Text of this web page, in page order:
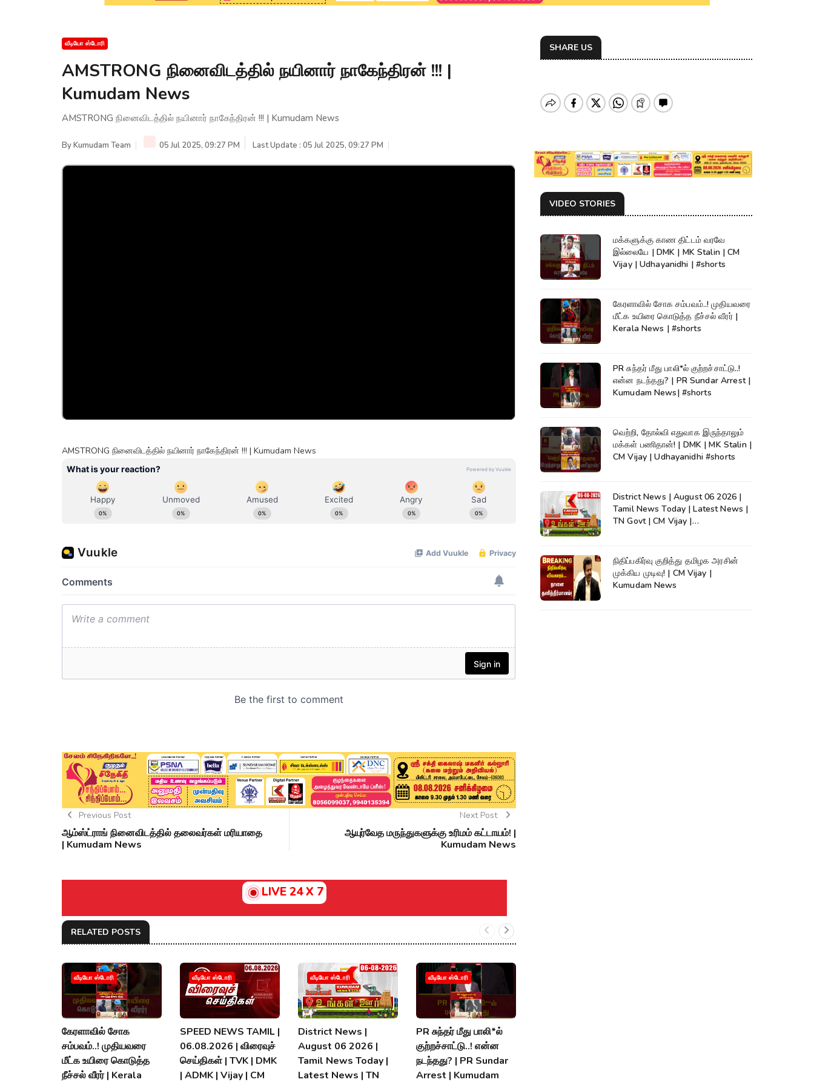
வீடியோ ஸ்டோரி
AMSTRONG நினைவிடத்தில் நயினார் நாகேந்திரன் !!! |
Kumudam News
AMSTRONG நினைவிடத்தில் நயினார் நாகேந்திரன் !!! | Kumudam News
ByKumudam Team 05 Jul 2025, 09:27 PM Last Update : 05 Jul 2025, 09:27 PM
AMSTRONG நினைவிடத்தில் நயினார் நாகேந்திரன் !!! | Kumudam News
Previous Post
ஆம்ஸ்ட்ராங் நினைவிடத்தில் தலைவர்கள் மரியாதை
| Kumudam News
Next Post
ஆயுர்வேத மருந்துகளுக்கு உரிமம் கட்டாயம்! |
Kumudam News
LIVE 24 X 7
RELATED POSTS
வீடியோ ஸ்டோரி
கேரளாவில் சோக
சம்பவம்..! முதியவரை
மீட்க உயிரை கொடுத்த
நீச்சல் வீரர் | Kerala
வீடியோ ஸ்டோரி
SPEED NEWS TAMIL |
06.08.2026 | விரைவுச்
செய்திகள் | TVK | DMK
| ADMK | Vijay | CM
வீடியோ ஸ்டோரி
District News |
August 06 2026 |
Tamil News Today |
Latest News | TN
வீடியோ ஸ்டோரி
PR சுந்தர் மீது பாலி*ல்
குற்றச்சாட்டு..! என்ன
நடந்தது? | PR Sundar
Arrest | Kumudam
SHARE US
VIDEO STORIES
மக்களுக்கு காண திட்டம் வரவே
இல்லையே | DMK | MK Stalin | CM
Vijay | Udhayanidhi | #shorts
கேரளாவில் சோக சம்பவம்..! முதியவரை
மீட்க உயிரை கொடுத்த நீச்சல் வீரர் |
Kerala News | #shorts
PR சுந்தர் மீது பாலி*ல் குற்றச்சாட்டு..!
என்ன நடந்தது? | PR Sundar Arrest |
Kumudam News| #shorts
வெற்றி, தோல்வி எதுவாக இருந்தாலும்
மக்கள் பணிதான்! | DMK | MK Stalin |
CM Vijay | Udhayanidhi #shorts
District News | August 06 2026 |
Tamil News Today | Latest News |
TN Govt | CM Vijay |
நிதிப்பகிர்வு குறித்து தமிழக அரசின்
முக்கிய முடிவு! | CM Vijay |
Kumudam News